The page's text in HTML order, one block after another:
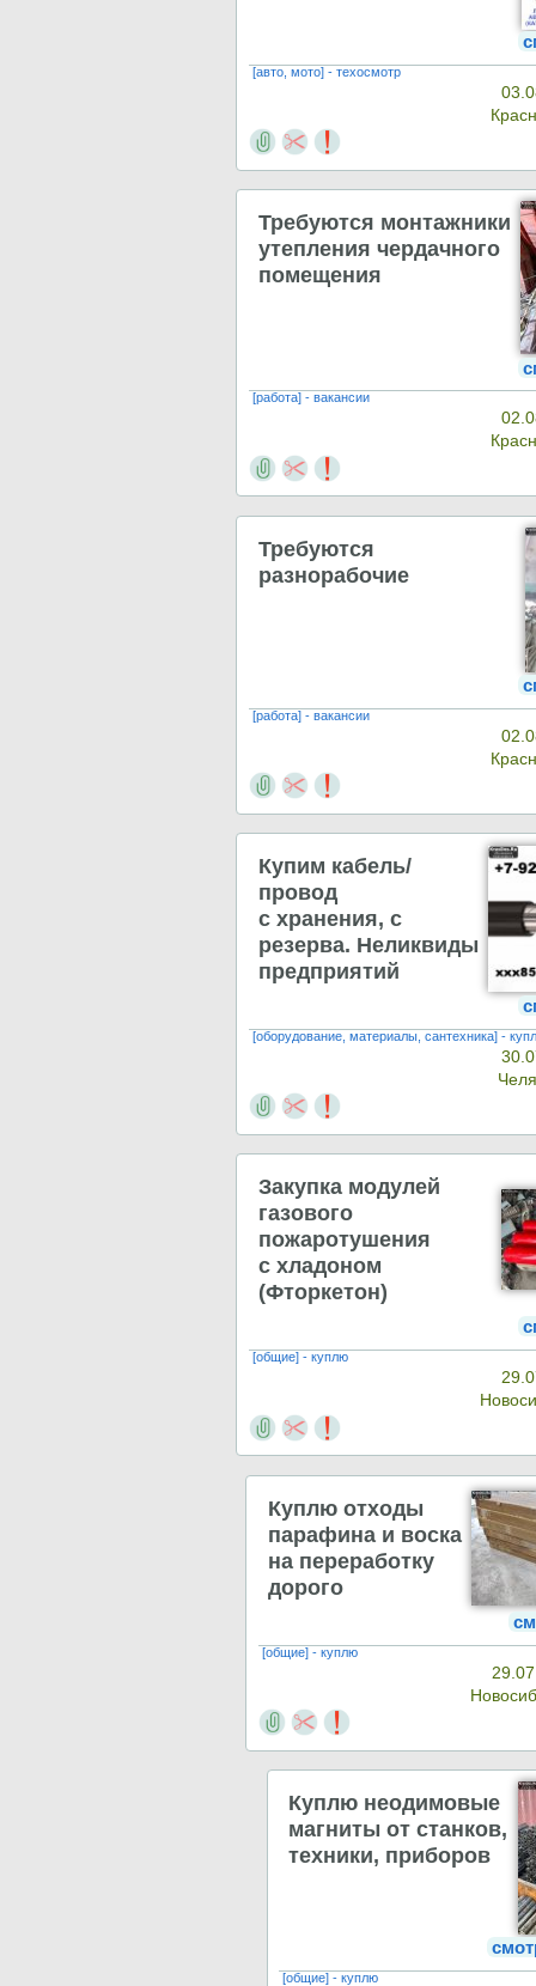
[авто, мото] - техосмотр
Требуются монтажники
утепления чердачного
помещения
[работа] - вакансии
Требуются
разнорабочие
[работа] - вакансии
Купим кабель/
провод
с хранения, с
резерва. Неликвиды
предприятий
[оборудование, материалы, сантехника] -
Закупка модулей
газового
пожаротушения
с хладоном
(Фторкетон)
[общие] - куплю
Куплю отходы
парафина и воска
на переработку
дорого
[общие] - куплю
Куплю неодимовые
магниты от станков,
техники, приборов
[общие] - куплю